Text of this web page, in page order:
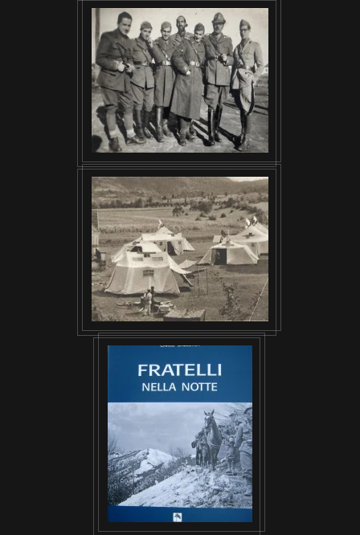
VISUALIZZA
VISUALIZZA
VISUALIZZA